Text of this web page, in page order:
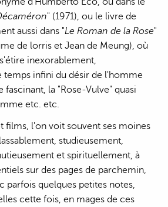
" (1971), ou le livre de
aussi dans "Le Roman de la Rose"
de lorris et Jean de Meung), où
inexorablement,
infini du désir de l'homme
fascinant, la "Rose-Vulve" quasi
etc. etc.
films, l'on voit souvent ses moines
studieusement,
et spirituellement, à
sur des pages de parchemin,
parfois quelques petites notes,
cette fois, en mages de ces